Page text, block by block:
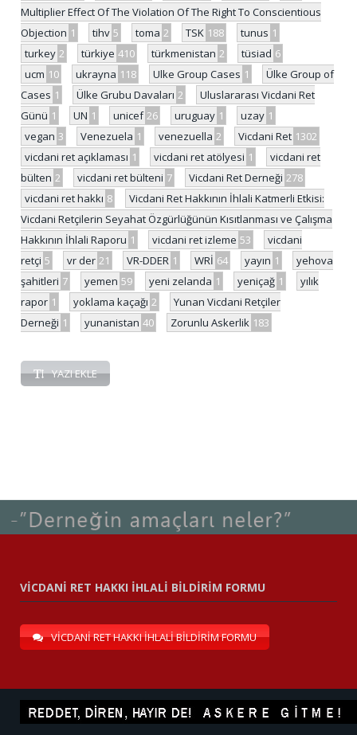
Multiplier Effect Of The Violation Of The Right To Conscientious
Objection 1 tihv 5 toma 2 TSK 188 tunus 1
turkey 2 türkiye 410 türkmenistan 2 tüsiad 6
ucm 10 ukrayna 118 Ulke Group Cases 1
Ülke Group of
Cases 1 Ülke Grubu Davaları 2
Uluslararası Vicdani Ret
Günü 1 UN 1 unicef 26 uruguay 1 uzay 1
vegan 3 Venezuela 1 venezuella 2 Vicdani Ret 1302
vicdani ret açıklaması 1 vicdani ret atölyesi 1
vicdani ret
bülten 2 vicdani ret bülteni 7 Vicdani Ret Derneği 278
vicdani ret hakkı 8
Vicdani Ret Hakkının İhlali Katmerli Etkisi:
Vicdani Retçilerin Seyahat Özgürlüğünün Kısıtlanması ve Çalışma
Hakkının İhlali Raporu 1 vicdani ret izleme 53
vicdani
retçi 5 vr der 21 VR-DDER 1 WRİ 64 yayın 1
yehova
şahitleri 7 yemen 59 yeni zelanda 1 yeniçağ 1
yılık
rapor 1 yoklama kaçağı 2
Yunan Vicdani Retçiler
Derneği 1 yunanistan 40 Zorunlu Askerlik 183
YAZI EKLE
VİCDANİ RET HAKKI İHLALİ BİLDİRİM FORMU
VİCDANİ RET HAKKI İHLALİ BİLDİRİM FORMU